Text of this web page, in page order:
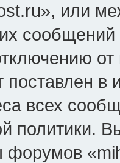
или
поставлен в
всех
политики.
форумов